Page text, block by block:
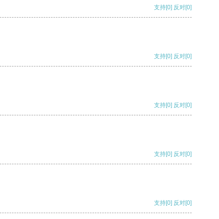
支持[0] 反对[0]
支持[0] 反对[0]
支持[0] 反对[0]
支持[0] 反对[0]
支持[0] 反对[0]